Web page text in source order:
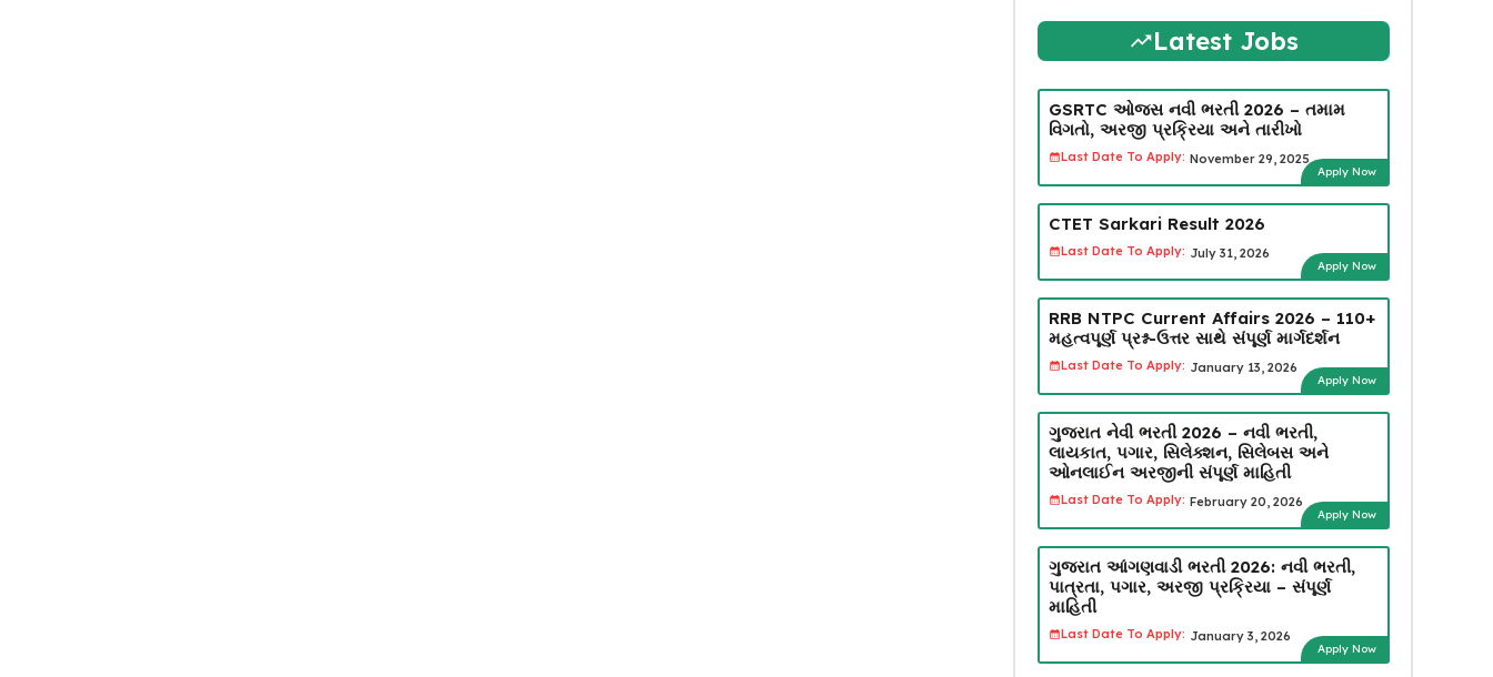
Latest Jobs
GSRTC ઓજસ નવી ભરતી 2026 – તમામ
વિગતો, અરજી પ્રક્રિયા અને તારીખો
Last Date To Apply: November 29, 2025
Apply Now
CTET Sarkari Result 2026
Last Date To Apply: July 31, 2026
Apply Now
RRB NTPC Current Affairs 2026 – 110+
મહત્વપૂર્ણ પ્રશ્ન-ઉત્તર સાથે સંપૂર્ણ માર્ગદર્શન
Last Date To Apply: January 13, 2026
Apply Now
ગુજરાત નેવી ભરતી 2026 – નવી ભરતી,
લાયકાત, પગાર, સિલેક્શન, સિલેબસ અને
ઓનલાઈન અરજીની સંપૂર્ણ માહિતી
Last Date To Apply: February 20, 2026
Apply Now
ગુજરાત આંગણવાડી ભરતી 2026: નવી ભરતી,
પાત્રતા, પગાર, અરજી પ્રક્રિયા – સંપૂર્ણ
માહિતી
Last Date To Apply: January 3, 2026
Apply Now